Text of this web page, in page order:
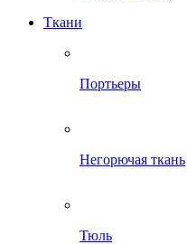
Ткани
Портьеры
Негорючая ткань
Тюль